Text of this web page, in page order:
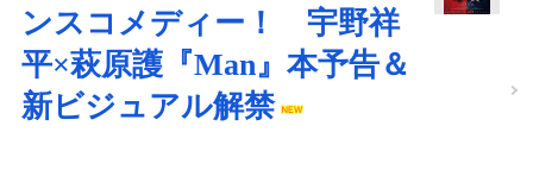
ンスコメディー！ 宇野祥
平×萩原護『Man』本予告＆
新ビジュアル解禁